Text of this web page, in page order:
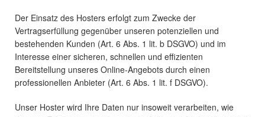
Der Einsatz des Hosters erfolgt zum Zwecke der
Vertragserfüllung gegenüber unseren potenziellen und
bestehenden Kunden (Art. 6 Abs. 1 lit. b DSGVO) und im
Interesse einer sicheren, schnellen und effizienten
Bereitstellung unseres Online-Angebots durch einen
professionellen Anbieter (Art. 6 Abs. 1 lit. f DSGVO).
Unser Hoster wird Ihre Daten nur insoweit verarbeiten, wie